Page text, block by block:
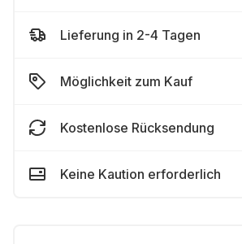
Lieferung in 2-4 Tagen
Möglichkeit zum Kauf
Kostenlose Rücksendung
Keine Kaution erforderlich